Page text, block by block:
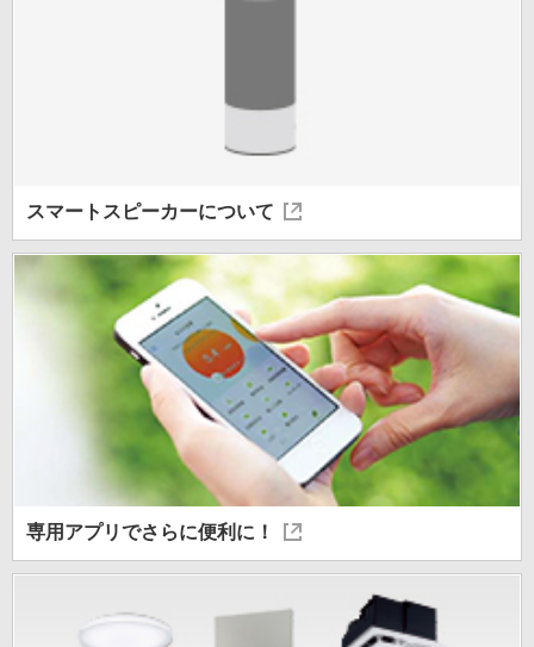
スマートスピーカーについて
専用アプリでさらに便利に！